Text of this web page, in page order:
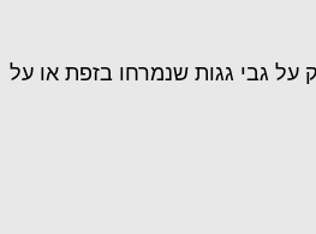
על גבי גגות שנמרחו בזפת או על